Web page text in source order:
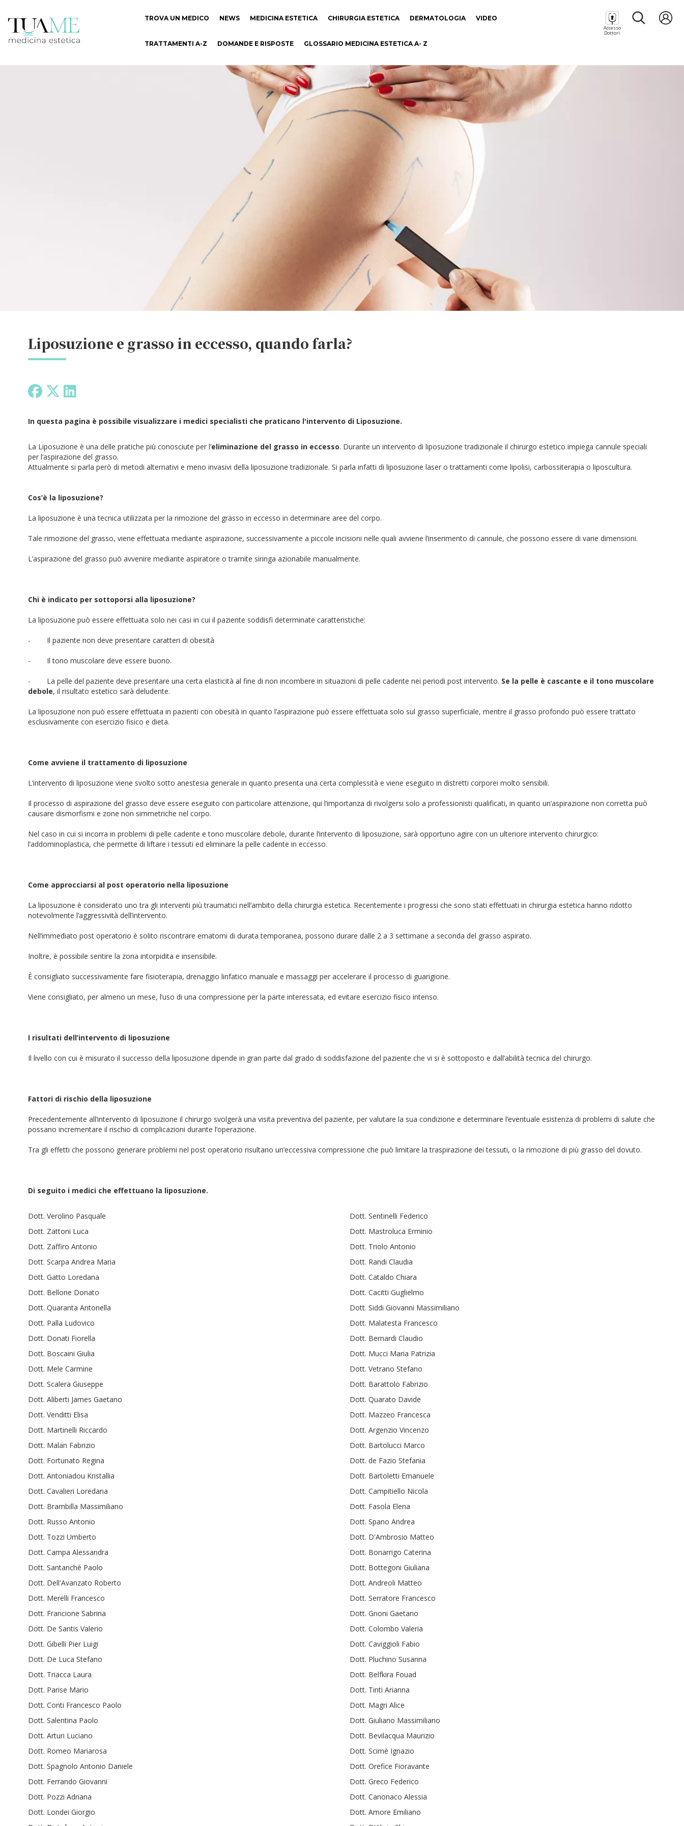
TROVA UN MEDICO NEWS MEDICINA ESTETICA CHIRURGIA ESTETICA DERMATOLOGIA VIDEO
TRATTAMENTI A-Z DOMANDE E RISPOSTE GLOSSARIO MEDICINA ESTETICA A- Z
Accesso
Dottori
Liposuzione e grasso in eccesso, quando farla?
In questa pagina è possibile visualizzare i medici specialisti che praticano l'intervento di Liposuzione.
La Liposuzione è una delle pratiche più conosciute per l’eliminazione del grasso in eccesso. Durante un intervento di liposuzione tradizionale il chirurgo estetico impiega cannule speciali
per l’aspirazione del grasso.
Attualmente si parla però di metodi alternativi e meno invasivi della liposuzione tradizionale. Si parla infatti di liposuzione laser o trattamenti come lipolisi, carbossiterapia o liposcultura.
Cos’è la liposuzione?
La liposuzione è una tecnica utilizzata per la rimozione del grasso in eccesso in determinare aree del corpo.
Tale rimozione del grasso, viene effettuata mediante aspirazione, successivamente a piccole incisioni nelle quali avviene l’inserimento di cannule, che possono essere di varie dimensioni.
L’aspirazione del grasso può avvenire mediante aspiratore o tramite siringa azionabile manualmente.
Chi è indicato per sottoporsi alla liposuzione?
La liposuzione può essere effettuata solo nei casi in cui il paziente soddisfi determinate caratteristiche:
- Il paziente non deve presentare caratteri di obesità
- Il tono muscolare deve essere buono.
- La pelle del paziente deve presentare una certa elasticità al fine di non incombere in situazioni di pelle cadente nei periodi post intervento. Se la pelle è cascante e il tono muscolare
debole, il risultato estetico sarà deludente.
La liposuzione non può essere effettuata in pazienti con obesità in quanto l’aspirazione può essere effettuata solo sul grasso superficiale, mentre il grasso profondo può essere trattato
esclusivamente con esercizio fisico e dieta.
Come avviene il trattamento di liposuzione
L’intervento di liposuzione viene svolto sotto anestesia generale in quanto presenta una certa complessità e viene eseguito in distretti corporei molto sensibili.
Il processo di aspirazione del grasso deve essere eseguito con particolare attenzione, qui l’importanza di rivolgersi solo a professionisti qualificati, in quanto un’aspirazione non corretta può
causare dismorfismi e zone non simmetriche nel corpo.
Nel caso in cui si incorra in problemi di pelle cadente e tono muscolare debole, durante l’intervento di liposuzione, sarà opportuno agire con un ulteriore intervento chirurgico:
l’addominoplastica, che permette di liftare i tessuti ed eliminare la pelle cadente in eccesso.
Come approcciarsi al post operatorio nella liposuzione
La liposuzione è considerato uno tra gli interventi più traumatici nell’ambito della chirurgia estetica. Recentemente i progressi che sono stati effettuati in chirurgia estetica hanno ridotto
notevolmente l’aggressività dell’intervento.
Nell’immediato post operatorio è solito riscontrare ematomi di durata temporanea, possono durare dalle 2 a 3 settimane a seconda del grasso aspirato.
Inoltre, è possibile sentire la zona intorpidita e insensibile.
È consigliato successivamente fare fisioterapia, drenaggio linfatico manuale e massaggi per accelerare il processo di guarigione.
Viene consigliato, per almeno un mese, l’uso di una compressione per la parte interessata, ed evitare esercizio fisico intenso.
I risultati dell’intervento di liposuzione
Il livello con cui è misurato il successo della liposuzione dipende in gran parte dal grado di soddisfazione del paziente che vi si è sottoposto e dall’abilità tecnica del chirurgo.
Fattori di rischio della liposuzione
Precedentemente all’intervento di liposuzione il chirurgo svolgerà una visita preventiva del paziente, per valutare la sua condizione e determinare l’eventuale esistenza di problemi di salute che
possano incrementare il rischio di complicazioni durante l’operazione.
Tra gli effetti che possono generare problemi nel post operatorio risultano un’eccessiva compressione che può limitare la traspirazione dei tessuti, o la rimozione di più grasso del dovuto.
Di seguito i medici che effettuano la liposuzione.
Dott. Verolino Pasquale
Dott. Sentinelli Federico
Dott. Zattoni Luca
Dott. Mastroluca Erminio
Dott. Zaffiro Antonio
Dott. Triolo Antonio
Dott. Scarpa Andrea Maria
Dott. Randi Claudia
Dott. Gatto Loredana
Dott. Cataldo Chiara
Dott. Bellone Donato
Dott. Cacitti Guglielmo
Dott. Quaranta Antonella
Dott. Siddi Giovanni Massimiliano
Dott. Palla Ludovico
Dott. Malatesta Francesco
Dott. Donati Fiorella
Dott. Bernardi Claudio
Dott. Boscaini Giulia
Dott. Mucci Maria Patrizia
Dott. Mele Carmine
Dott. Vetrano Stefano
Dott. Scalera Giuseppe
Dott. Barattolo Fabrizio
Dott. Aliberti James Gaetano
Dott. Quarato Davide
Dott. Venditti Elisa
Dott. Mazzeo Francesca
Dott. Martinelli Riccardo
Dott. Argenzio Vincenzo
Dott. Malan Fabrizio
Dott. Bartolucci Marco
Dott. Fortunato Regina
Dott. de Fazio Stefania
Dott. Antoniadou Kristallia
Dott. Bartoletti Emanuele
Dott. Cavalieri Loredana
Dott. Campitiello Nicola
Dott. Brambilla Massimiliano
Dott. Fasola Elena
Dott. Russo Antonio
Dott. Spano Andrea
Dott. Tozzi Umberto
Dott. D'Ambrosio Matteo
Dott. Campa Alessandra
Dott. Bonarrigo Caterina
Dott. Santanchè Paolo
Dott. Bottegoni Giuliana
Dott. Dell'Avanzato Roberto
Dott. Andreoli Matteo
Dott. Merelli Francesco
Dott. Serratore Francesco
Dott. Francione Sabrina
Dott. Gnoni Gaetano
Dott. De Santis Valerio
Dott. Colombo Valeria
Dott. Gibelli Pier Luigi
Dott. Caviggioli Fabio
Dott. De Luca Stefano
Dott. Pluchino Susanna
Dott. Triacca Laura
Dott. Belfkira Fouad
Dott. Parise Mario
Dott. Tinti Arianna
Dott. Conti Francesco Paolo
Dott. Magri Alice
Dott. Salentina Paolo
Dott. Giuliano Massimiliano
Dott. Arturi Luciano
Dott. Bevilacqua Maurizio
Dott. Romeo Mariarosa
Dott. Scimè Ignazio
Dott. Spagnolo Antonio Daniele
Dott. Orefice Fioravante
Dott. Ferrando Giovanni
Dott. Greco Federico
Dott. Pozzi Adriana
Dott. Canonaco Alessia
Dott. Londei Giorgio
Dott. Amore Emiliano